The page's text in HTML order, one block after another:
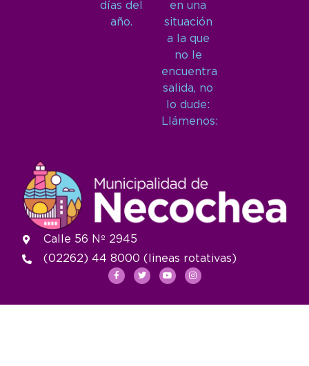
días del
año.
en una
situación
a la que
no le
encuentra
salida, no
lo dude:
Llámenos:
Calle 56 Nº 2945
(02262) 44 8000 (lineas rotativas)